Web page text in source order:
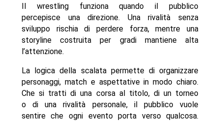
Il wrestling funziona quando il pubblico
percepisce una direzione. Una rivalità senza
sviluppo rischia di perdere forza, mentre una
storyline costruita per gradi mantiene alta
l’attenzione.
La logica della scalata permette di organizzare
personaggi, match e aspettative in modo chiaro.
Che si tratti di una corsa al titolo, di un torneo
o di una rivalità personale, il pubblico vuole
sentire che ogni evento porta verso qualcosa.